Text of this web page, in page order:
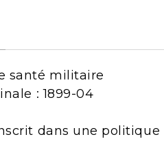
santé militaire
: 1899-04
dans une